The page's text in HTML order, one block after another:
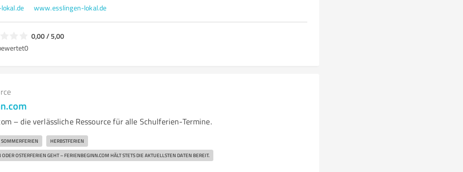
www.esslingen-lokal.de
0,00 / 5,00
0
– die verlässliche Ressource für alle Schulferien-Termine.
HERBSTFERIEN
OSTERFERIEN GEHT – FERIENBEGINN.COM HÄLT STETS DIE AKTUELLSTEN DATEN BEREIT.